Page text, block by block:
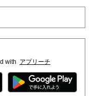
with アプリーチ